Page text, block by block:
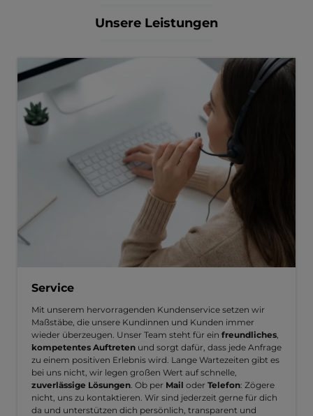
Unsere Leistungen
Service
Mit unserem hervorragenden Kundenservice setzen wir
Maßstäbe, die unsere Kundinnen und Kunden immer
wieder überzeugen. Unser Team steht für ein freundliches
kompetentes Auftreten und sorgt dafür, dass jede Anfrage
zu einem positiven Erlebnis wird. Lange Wartezeiten gibt es
bei uns nicht, wir legen großen Wert auf schnelle,
zuverlässige Lösungen . Ob per Mail oder Telefon: Zögere
nicht, uns zu kontaktieren. Wir sind jederzeit gerne für dich
da und unterstützen dich persönlich, transparent und